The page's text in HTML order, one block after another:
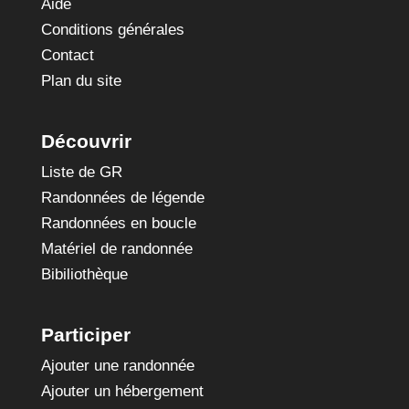
Aide
Conditions générales
Contact
Plan du site
Découvrir
Liste de GR
Randonnées de légende
Randonnées en boucle
Matériel de randonnée
Bibiliothèque
Participer
Ajouter une randonnée
Ajouter un hébergement